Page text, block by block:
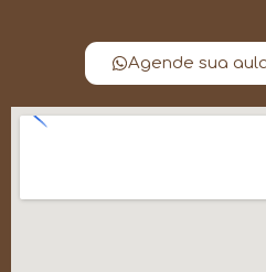
Agende sua